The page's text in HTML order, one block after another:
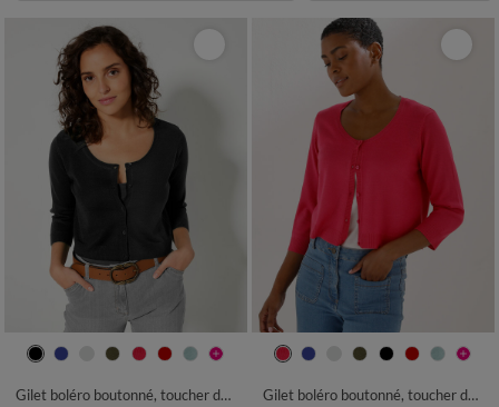
34/36 38/40 42/44
46/48
Gilet boléro boutonné, toucher doux
34/36 38/40 42/44
46/48
Gilet boléro boutonné, toucher doux